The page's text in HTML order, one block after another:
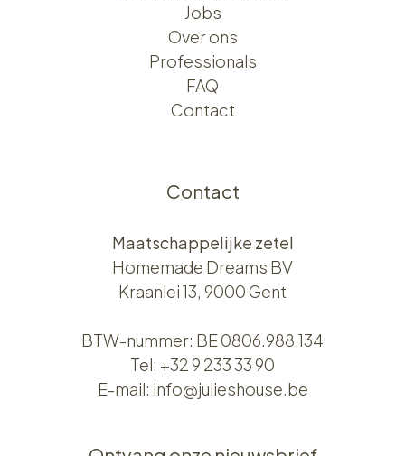
Jobs
Over ons​​
Professionals
FAQ
Contact
Contact
Maatschappelijke zetel
Homemade Dreams BV
Kraanlei 13, 9000 Gent
BTW-nummer: BE 0806.988.134
Tel: +32 9 233 33 90
E-mail: info@julieshouse.be